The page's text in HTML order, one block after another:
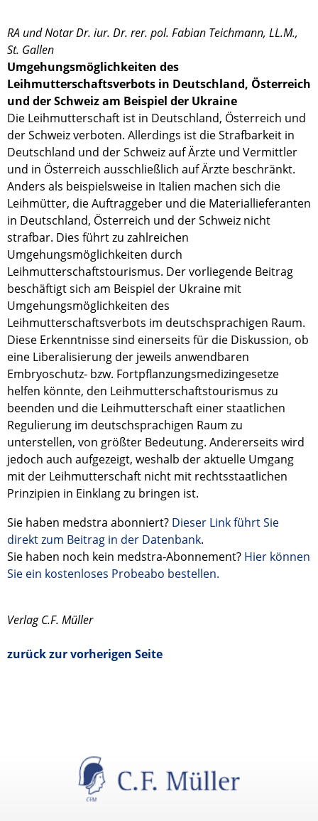
RA und Notar Dr. iur. Dr. rer. pol. Fabian Teichmann, LL.M.,
St. Gallen
Umgehungsmöglichkeiten des
Leihmutterschaftsverbots in Deutschland, Österreich
und der Schweiz am Beispiel der Ukraine
Die Leihmutterschaft ist in Deutschland, Österreich und
der Schweiz verboten. Allerdings ist die Strafbarkeit in
Deutschland und der Schweiz auf Ärzte und Vermittler
und in Österreich ausschließlich auf Ärzte beschränkt.
Anders als beispielsweise in Italien machen sich die
Leihmütter, die Auftraggeber und die Materiallieferanten
in Deutschland, Österreich und der Schweiz nicht
strafbar. Dies führt zu zahlreichen
Umgehungsmöglichkeiten durch
Leihmutterschaftstourismus. Der vorliegende Beitrag
beschäftigt sich am Beispiel der Ukraine mit
Umgehungsmöglichkeiten des
Leihmutterschaftsverbots im deutschsprachigen Raum.
Diese Erkenntnisse sind einerseits für die Diskussion, ob
eine Liberalisierung der jeweils anwendbaren
Embryoschutz- bzw. Fortpflanzungsmedizingesetze
helfen könnte, den Leihmutterschaftstourismus zu
beenden und die Leihmutterschaft einer staatlichen
Regulierung im deutschsprachigen Raum zu
unterstellen, von größter Bedeutung. Andererseits wird
jedoch auch aufgezeigt, weshalb der aktuelle Umgang
mit der Leihmutterschaft nicht mit rechtsstaatlichen
Prinzipien in Einklang zu bringen ist.
Sie haben medstra abonniert? Dieser Link führt Sie
direkt zum Beitrag in der Datenbank.
Sie haben noch kein medstra-Abonnement? Hier können
Sie ein kostenloses Probeabo bestellen.
Verlag C.F. Müller
zurück zur vorherigen Seite